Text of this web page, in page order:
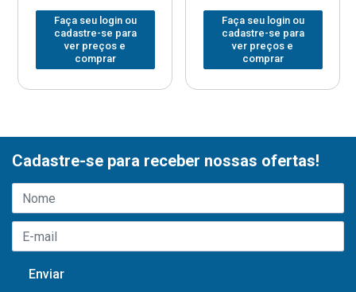
Faça seu login ou
cadastre-se para
ver preços e
comprar
Faça seu login ou
cadastre-se para
ver preços e
comprar
Cadastre-se para receber nossas ofertas!